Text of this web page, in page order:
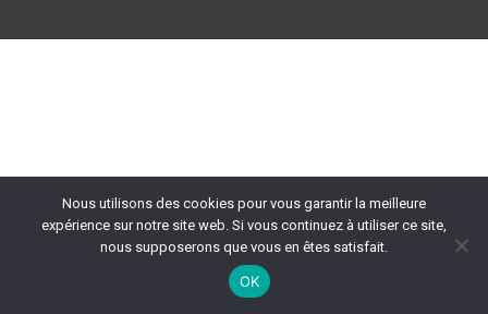
Nous utilisons des cookies pour vous garantir la meilleure
expérience sur notre site web. Si vous continuez à utiliser ce site,
nous supposerons que vous en êtes satisfait.
OK